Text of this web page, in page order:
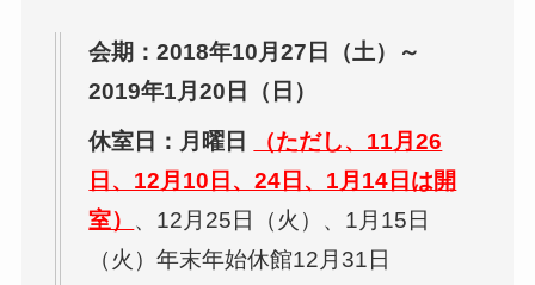
会期：2018年10月27日（土）～
2019年1月20日（日）
休室日：月曜日
（ただし、11月26
日、12月10日、24日、1月14日は開
室） 、 12月25日（火）、1月15日
（火）年末年始休館12月31日